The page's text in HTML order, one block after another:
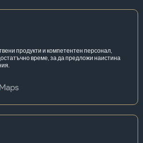
продукти и компетентен персонал,
време, за да предложи наистина